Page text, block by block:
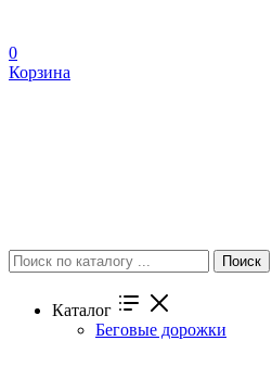
0
Корзина
Поиск
Каталог
Беговые дорожки